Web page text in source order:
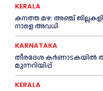
KERALA
കനത്ത മഴ: അഞ്ച്
നാളെ അവധി
KARNATAKA
തീരദേശ കർണാടകയിൽ
മുന്നറിയിപ്പ്
KERALA